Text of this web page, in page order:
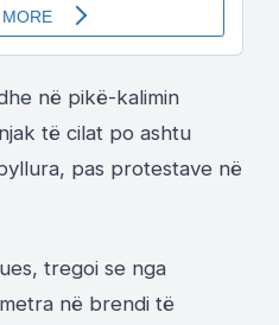
në pikë-kalimin
të cilat po ashtu
pas protestave në
tregoi se nga
në brendi të